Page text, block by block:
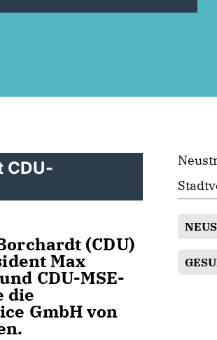
CDU-
(CDU)
Max
CDU-MSE-
die
GmbHvon